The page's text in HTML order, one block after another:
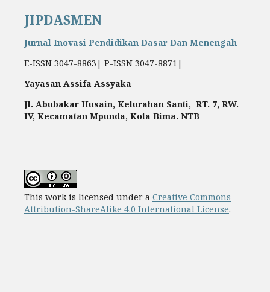
JIPDASMEN
Jurnal Inovasi Pendidikan Dasar Dan Menengah
E-ISSN 3047-8863| P-ISSN 3047-8871|
Yayasan Assifa Assyaka
Jl. Abubakar Husain, Kelurahan Santi, RT. 7, RW.
IV, Kecamatan Mpunda, Kota Bima. NTB
This work is licensed under a Creative Commons
Attribution-ShareAlike 4.0 International License.